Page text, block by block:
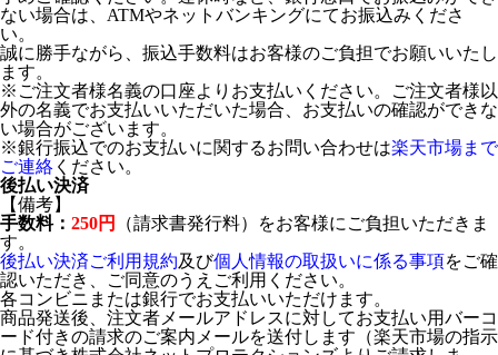
ない場合は、ATMやネットバンキングにてお振込みくださ
い。
誠に勝手ながら、振込手数料はお客様のご負担でお願いいたし
ます。
※ご注文者様名義の口座よりお支払いください。ご注文者様以
外の名義でお支払いいただいた場合、お支払いの確認ができな
い場合がございます。
※銀行振込でのお支払いに関するお問い合わせは楽天市場まで
ご連絡 ください。
後払い決済
【備考】
手数料： 250円
（請求書発行料）をお客様にご負担いただきま
す。
後払い決済ご利用規約及び個人情報の取扱いに係る事項をご確
認いただき、ご同意のうえご利用ください。
各コンビニまたは銀行でお支払いいただけます。
商品発送後、注文者メールアドレスに対してお支払い用バーコ
ード付きの請求のご案内メールを送付します（楽天市場の指示